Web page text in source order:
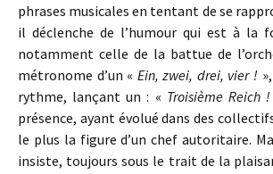
phrases musicales en tentant de se
il déclenche de l’humour qui est à la
notamment celle de la battue de
métronome d’un « Ein, zwei, drei, vier !
rythme, lançant un : « Troisième Reich !
présence, ayant évolué dans des
le plus la figure d’un chef autoritaire.
insiste, toujours sous le trait de la